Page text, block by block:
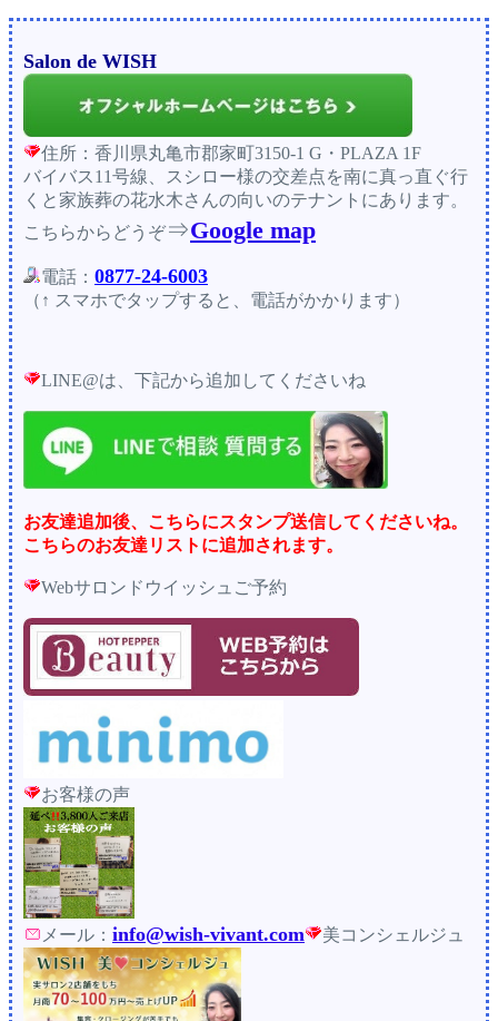
Salon de WISH
住所：香川県丸亀市郡家町3150-1 G・PLAZA 1F
バイバス11号線、スシロー様の交差点を南に真っ直ぐ行
くと家族葬の花水木さんの向いのテナントにあります。
こちらからどうぞ⇒Google map
電話： 0877-24-6003
（↑ スマホでタップすると、電話がかかります）
LINE@は、下記から追加してくださいね
お友達追加後、こちらにスタンプ送信してくださいね。
こちらのお友達リストに追加されます。
Webサロンドウイッシュご予約
お客様の声
メール： info@wish-vivant.com 美コンシェルジュ